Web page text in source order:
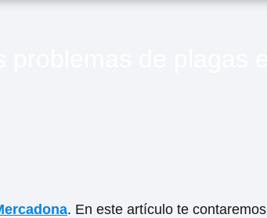
. En este artículo te contaremos